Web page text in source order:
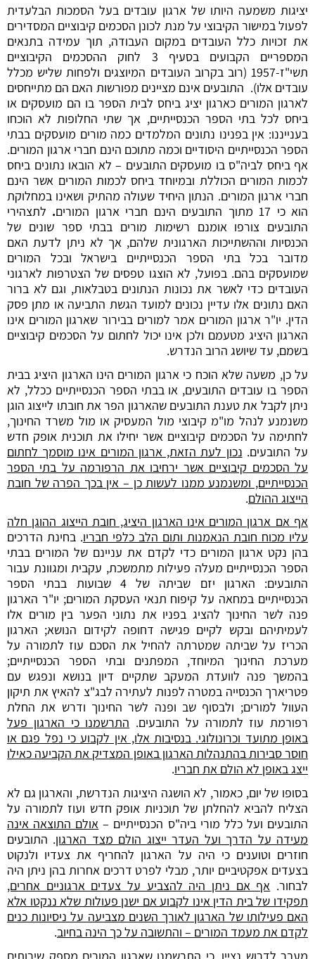
יציגות משמעה היותו של ארגון עובדים בעל הסמכות הבלעדית
לפעול במישור הקיבוצי על מנת לכונן הסכמים קיבוציים המסדירים
את זכויות כלל העובדים במקום העבודה, תוך עמידה בתנאים
המספריים הקבועים בסעיף 3 לחוק ההסכמים הקיבוציים
תשי"ז-1957 (רוב בקרוב העובדים המיוצגים ולפחות שליש מכלל
עובדים אלו). התובעים אינם מציינים מפורשות האם הם מתייחסים
לארגון המורים כארגון יציג ביחס לבית הספר בו הם מועסקים או
ביחס לכל בתי הספר הכנסייתיים, אך שתי החלופות לא הוכחו
בענייננו: אין בפנינו נתונים המלמדים כמה מורים מועסקים בבתי
הספר הכנסייתיים היסודיים וכמה מתוכם הינם חברי ארגון המורים.
אף ביחס לביה"ס בו מועסקים התובעים – לא הובאו נתונים ביחס
לכמות המורים הכוללת ובמיוחד ביחס לכמות המורים אשר הינם
חברי ארגון המורים. הנתון היחיד שעולה מהתיק ושאינו במחלוקת
הוא כי 17 מתוך התובעים הינם חברי ארגון המורים
. לתצהירי
התובעים צורפו אומנם רשימות מורים בבתי ספר שונים של
הכנסיות וההשתייכות הארגונית שלהם, אך לא ניתן לדעת האם
מדובר בכל בתי הספר הכנסייתיים בישראל ובכל המורים
שמועסקים בהם. בפועל, לא הוצגו טפסים של הצטרפות לארגוני
העובדים כדי לאשר את נכונות הנתונים בטבלאות, וגם לא ברור
האם נתונים אלו עדיין נכונים למועד הגשת התביעה או מתן פסק
הדין. יו"ר ארגון המורים אמר למורים בבירור שארגון המורים אינו
הארגון היציג מטעמם ולכן אינו יכול לחתום על הסכמים קיבוציים
בשמם, עד שיושג הרוב הנדרש.
על כן, משעה שלא הוכח כי ארגון המורים הינו הארגון היציג בבית
הספר בו עובדים התובעים, או בבתי הספר הכנסייתיים ככלל, לא
ניתן לקבל את טענת התובעים שהארגון הפר את חובתו לייצוג הוגן
משנמנע לנהל מו"מ קיבוצי מול המעסיק או מול משרד החינוך,
לחתימה על הסכמים קיבוציים אשר יחילו את תוכנית אופק חדש
על התובעים. נכון לעת הזאת, ארגון המורים אינו מוסמך לחתום
על הסכמים קיבוציים אשר ירחיבו את הרפורמה על בתי הספר
הכנסייתיים, ומשנמנע ממנו לעשות כן – אין בכך הפרה של חובת
הייצוג ההולם.
אף אם ארגון המורים אינו הארגון היציג, חובת הייצוג ההוגן חלה
עליו מכוח חובת הנאמנות ותום הלב כלפי חבריו. בחינת הדרכים
בהן נקט ארגון המורים כדי לקדם את עניינם של המורים בבתי
הספר הכנסייתיים מעלה פעילות מתמשכת, עקבית ומגוונת עבור
התובעים: הארגון יזם שביתה של 4 שבועות בבתי הספר
הכנסייתיים במחאה על קיפוח תנאי העסקת המורים; יו"ר הארגון
פנה לשר החינוך להציג בפניו את נתוני הפער בין מורים אלו
לעמיתיהם ובקש לקיים פגישה דחופה לקידום הנושא; הארגון
הכריז על שביתה שמטרתה להחיל את הסכם עוז לתמורה על
מערכת החינוך המיוחד, המפתנים ובתי הספר הכנסייתיים;
בהמשך פנה לוועדת המעקב שתקיים דיון בנושא ונפגש עם
פטריארך הכנסייה במטרה לפנות לעתירה לבג"צ להאיץ את תיקון
העוול למורים; ולבסוף שב ופנה לשר החינוך ודרש את החלת
רפורמת עוז לתמורה על התובעים. התרשמנו כי הארגון פעל
באופן מתועד וכרונולוגי. בנסיבות אלו, אין לקבוע כי נפל פגם או
חוסר סבירות בהתנהלות הארגון באופן המצדיק את הקביעה כאילו
ייצג באופן לא הולם את חבריו.
בסופו של יום, כאמור, לא הושגה היציגות הנדרשת, והארגון גם לא
הצליח להביא להחלתן של תוכניות אופק חדש ועוז לתמורה על
התובעים ועל כלל מורי ביה"ס הכנסייתיים – אולם התוצאה אינה
מעידה על הדרך ועל העדר ייצוג הולם מצד הארגון. התובעים
חוזרים וטוענים כי היה על הארגון להחריף את צעדיו ולנקוט
בצעדים אפקטיביים יותר, מבלי לפרט דרכים אחרות בהן ניתן היה
לבחור. אף אם ניתן היה להצביע על צעדים ארגוניים אחרים,
תפקידו של בית הדין אינו לקבוע אם ישנן פעולות שלא ננקטו אלא
האם פעילותו של הארגון לאורך השנים מצביעה על ניסיונות כנים
לקדם את מעמד המורים – והתשובה על כך הינה בחיוב.
מעבר לדרוש נציין, כי התרשמנו שארגון המורים מספק שירותים